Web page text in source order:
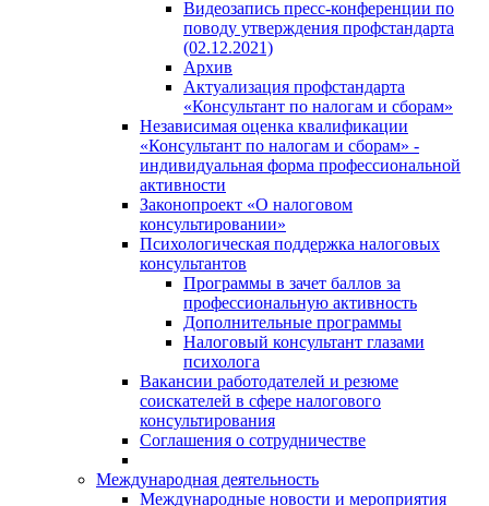
Видеозапись пресс-конференции по
поводу утверждения профстандарта
(02.12.2021)
Архив
Актуализация профстандарта
«Консультант по налогам и сборам»
Независимая оценка квалификации
«Консультант по налогам и сборам» -
индивидуальная форма профессиональной
активности
Законопроект «О налоговом
консультировании»
Психологическая поддержка налоговых
консультантов
Программы в зачет баллов за
профессиональную активность
Дополнительные программы
Налоговый консультант глазами
психолога
Вакансии работодателей и резюме
соискателей в сфере налогового
консультирования
Соглашения о сотрудничестве
Международная деятельность
Международные новости и мероприятия